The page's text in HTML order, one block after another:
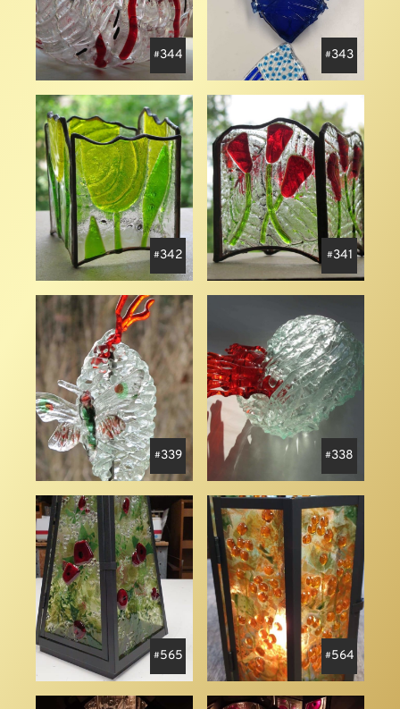
344 343
342 341
339 338
565 564